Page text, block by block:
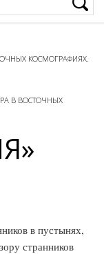
КОСМОГРАФИЯХ.
В ВОСТОЧНЫХ
в пустынях,
странников